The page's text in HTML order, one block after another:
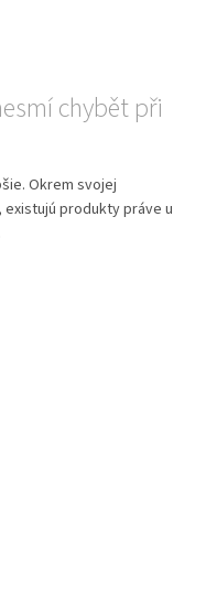
chybět při
Okrem svojej
produkty práve u